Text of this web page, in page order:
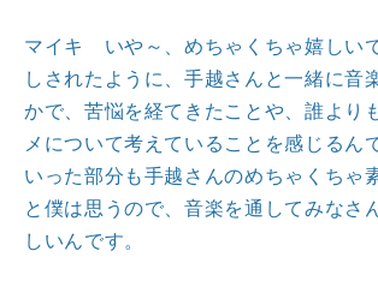
マイキ いや～、めちゃくちゃ嬉しい
しされたように、手越さんと一緒に音
かで、苦悩を経てきたことや、誰より
メについて考えていることを感じるん
いった部分も手越さんのめちゃくちゃ
と僕は思うので、音楽を通してみなさ
しいんです。